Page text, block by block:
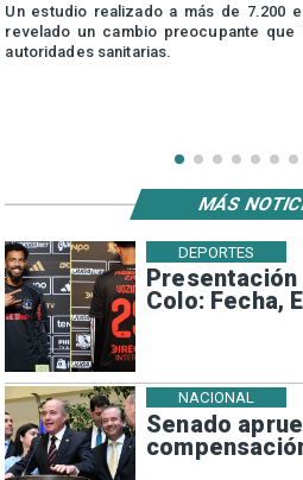
Un estudio realizado a más de 7.200
revelado un cambio preocupante que
autoridades sanitarias.
Colo: Fecha,
DEPORTES
Senado
NACIONAL
MÁS